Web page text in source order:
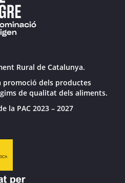
Rural de Catalunya.
promoció dels productes
de qualitat dels aliments.
la PAC 2023 – 2027